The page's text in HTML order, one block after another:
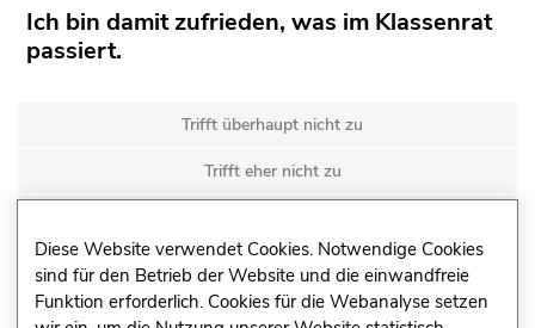
Ich bin damit zufrieden, was im Klassenrat
passiert.
Trifft überhaupt nicht zu
Trifft eher nicht zu
Trifft voll und ganz zu
Diese Website verwendet Cookies. Notwendige Cookies
sind für den Betrieb der Website und die einwandfreie
Funktion erforderlich. Cookies für die Webanalyse setzen